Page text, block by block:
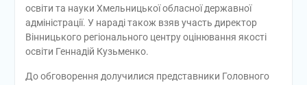
освіти та науки Хмельницької обласної державної
адміністрації. У нараді також взяв участь директор
Вінницького регіонального центру оцінювання якості
освіти Геннадій Кузьменко.
До обговорення долучилися представники Головного